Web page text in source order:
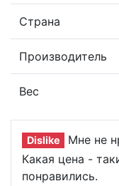
Страна
Производитель
Вес
Dislike
Мне не
Какая цена -
понравились.